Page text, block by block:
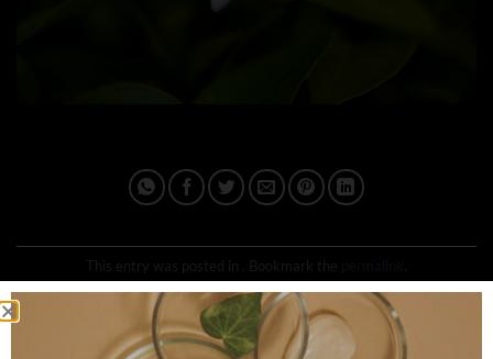
This entry was posted in . Bookmark the
IPLUSQ_ADMAIN